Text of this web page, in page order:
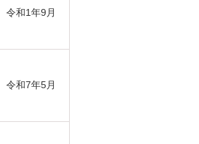
令和1年9月
令和7年5月